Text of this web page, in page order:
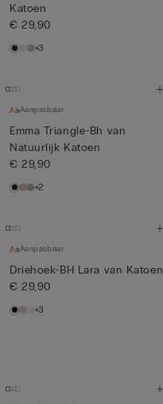
Katoen
€ 29,90
+3
Aanpasbaar
Emma Triangle-Bh van
Natuurlijk Katoen
€ 29,90
+2
Aanpasbaar
Driehoek-BH Lara van Katoen
€ 29,90
+3